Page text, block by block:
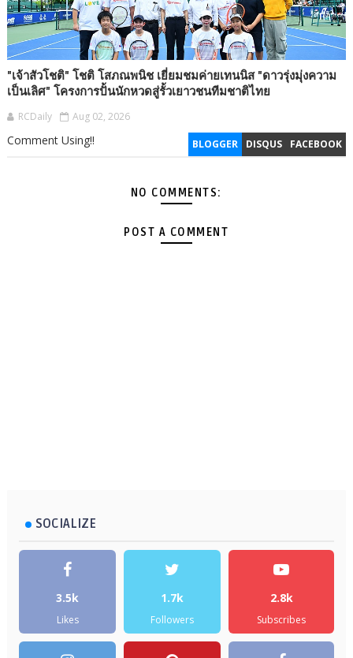
"เจ้าสัวโชติ" โชติ โสภณพนิช เยี่ยมชมค่ายเทนนิส "ดาวรุ่งมุ่งความ
เป็นเลิศ" โครงการปั้นนักหวดสู่รั้วเยาวชนทีมชาติไทย
RCDaily Aug 02, 2026
BLOGGER DISQUS FACEBOOK
Comment Using!!
NO COMMENTS:
POST A COMMENT
SOCIALIZE
3.5k
Likes
1.7k
Followers
2.8k
Subscribes